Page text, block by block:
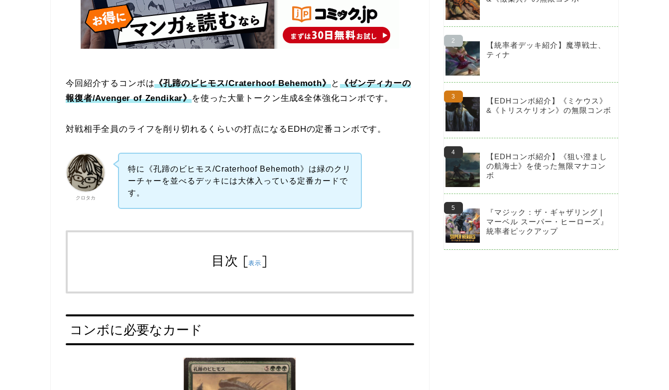
今回紹介するコンボは《孔蹄のビヒモス/Craterhoof Behemoth》と 《ゼンディカーの
報復者/Avenger of Zendikar》を使った大量トークン生成&全体強化コンボです。
対戦相手全員のライフを削り切れるくらいの打点になるEDHの定番コンボです。
クロタカ
特に《孔蹄のビヒモス/Craterhoof Behemoth》は緑のクリ
ーチャーを並べるデッキには大体入っている定番カードで
す。
目次 [表示 ]
コンボに必要なカード
【統率者デッキ紹介】魔導戦士、
ティナ
【EDHコンボ紹介】《ミケウス》
&《トリスケリオン》の無限コンボ
【EDHコンボ紹介】《狙い澄まし
の航海士》を使った無限マナコン
ボ
『マジック：ザ・ギャザリング |
マーベル スーパー・ヒーローズ』
統率者ピックアップ